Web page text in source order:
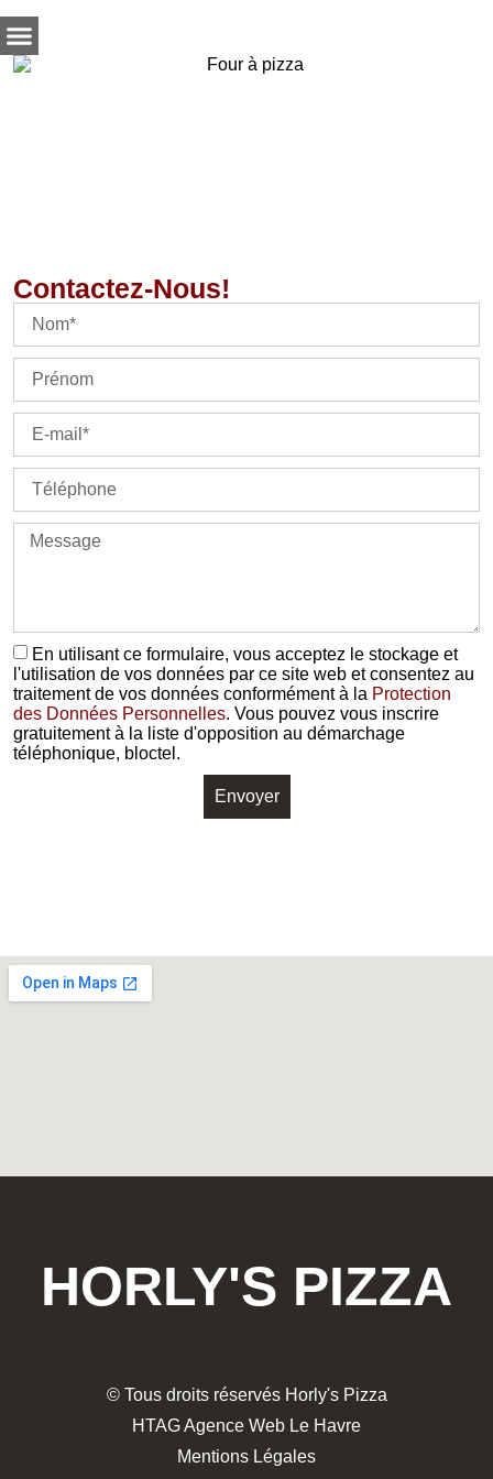
Contactez-Nous!
En utilisant ce formulaire, vous acceptez le stockage et
l'utilisation de vos données par ce site web et consentez au
traitement de vos données conformément à la Protection
des Données Personnelles. Vous pouvez vous inscrire
gratuitement à la liste d'opposition au démarchage
téléphonique, bloctel.
Envoyer
HORLY'S PIZZA
© Tous droits réservés Horly's Pizza
HTAG Agence Web Le Havre
Mentions Légales